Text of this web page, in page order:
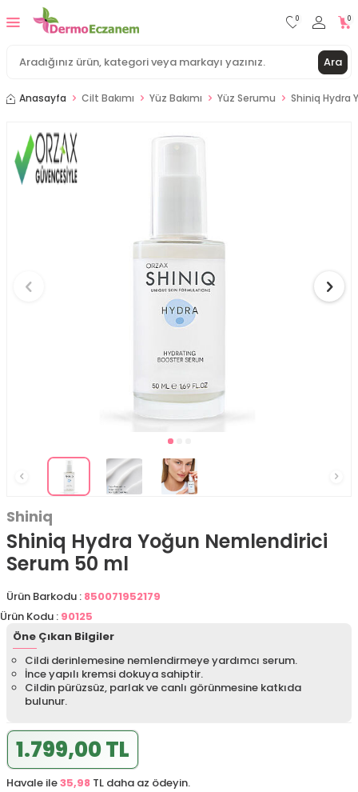
Ara
0 0
Anasayfa Cilt Bakımı Yüz Bakımı Yüz Serumu Shiniq Hydra
Shiniq
Shiniq Hydra Yoğun Nemlendirici
Serum 50 ml
Ürün Barkodu : 850071952179
Ürün Kodu : 90125
Öne Çıkan Bilgiler
Cildi derinlemesine nemlendirmeye yardımcı serum.
İnce yapılı kremsi dokuya sahiptir.
Cildin pürüzsüz, parlak ve canlı görünmesine katkıda
bulunur.
1.799,00 TL
Havale ile35,98 TL daha az ödeyin.